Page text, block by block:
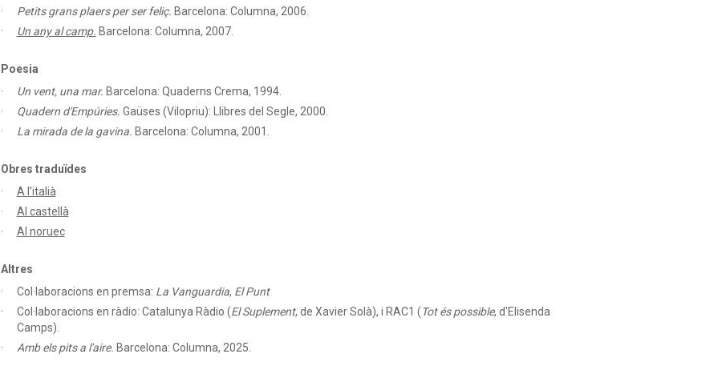
Petits grans plaers per ser feliç. Barcelona: Columna, 2006.
Un any al camp. Barcelona: Columna, 2007.
Poesia
Un vent, una mar. Barcelona: Quaderns Crema, 1994.
Quadern d'Empúries. Gaüses (Vilopriu): Llibres del Segle, 2000.
La mirada de la gavina. Barcelona: Columna, 2001.
Obres traduïdes
A l'italià
Al castellà
Al noruec
Altres
Col·laboracions en premsa: La Vanguardia, El Punt
Col·laboracions en ràdio: Catalunya Ràdio (El Suplement, de Xavier Solà), i RAC1 (Tot és possible, d'Elisenda
Camps).
Amb els pits a l'aire. Barcelona: Columna, 2025.